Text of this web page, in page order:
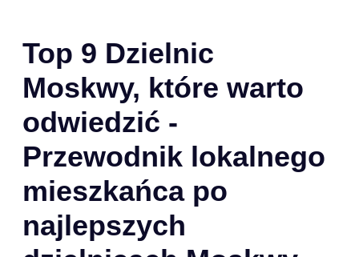
Top 9 Dzielnic
Moskwy, które warto
odwiedzić -
Przewodnik lokalnego
mieszkańca po
najlepszych